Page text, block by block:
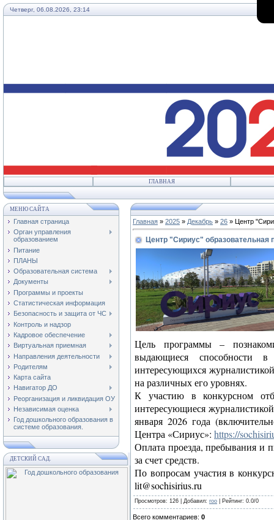
Четверг, 06.08.2026, 23:14
ГЛАВНАЯ
МЕНЮ САЙТА
Главная страница
Орган управления
образованием
Питание
ПЛАНЫ
Образовательная система
Документы
Программы и проекты
Статистическая информация
Безопасность и защита от ЧС
Контроль и надзор
Кадровое обеспечение
Виртуальная приемная
Направления деятельности
Родителям
Карта сайта
Навигатор ДО
Реорганизация и ликвидация ОУ
Независимая оценка
Год дошкольного образования в
системе образования.
ДЕТСКИЙ САД.
Главная » 2025 » Декабрь » 26 » Центр
Центр "Сириус"
Цель программы –
выдающиеся способности
интересующихся
на различных его уровнях.
К участию в конкурсном
интересующиеся
января 2026 года
Центра «Сириус»: https://
Оплата проезда, пребывания и
за счет средств.
По вопросам участия в
lit@sochisirius.ru
Просмотров: 126 | Добавил: roo Рейтинг: 0.0/0
Всего комментариев: 0